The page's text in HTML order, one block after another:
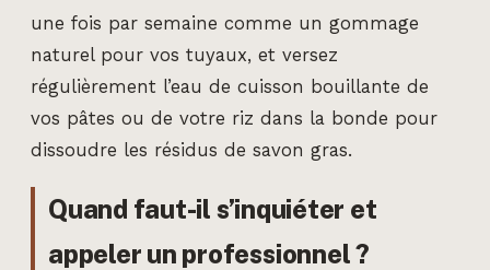
une fois par semaine comme un gommage
naturel pour vos tuyaux, et versez
régulièrement l’eau de cuisson bouillante de
vos pâtes ou de votre riz dans la bonde pour
dissoudre les résidus de savon gras.
Quand faut-il s’inquiéter et
appeler un professionnel ?